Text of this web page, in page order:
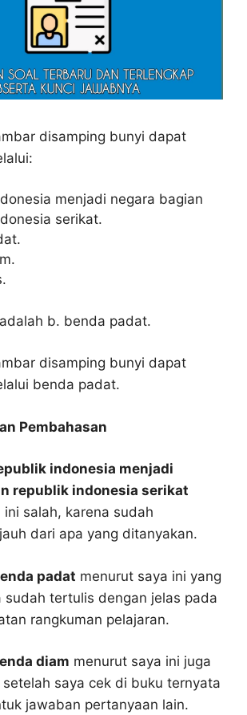
disamping bunyi dapat
menjadi negara bagian
serikat.
b. benda padat.
disamping bunyi dapat
benda padat.
Pembahasan
indonesia menjadi
republik indonesia serikat
ini salah, karena sudah
dari apa yang ditanyakan.
padat menurut saya ini yang
sudah tertulis dengan jelas pada
rangkuman pelajaran.
diam menurut saya ini juga
setelah saya cek di buku ternyata
jawaban pertanyaan lain.